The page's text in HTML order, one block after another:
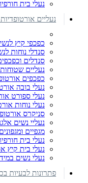
נעלי בית
נעליים
כפכפי קיץ
סנדלי נוחות
סנדלים
נעליים
כפכפים
נעלי בובה
נעלי ספורט
נעלי נוחות
סניקרס
נעליי נשים
מגפיים
נעלי בית
נעלי בית קיץ
נעלי נשים
פתרונות לבעיות